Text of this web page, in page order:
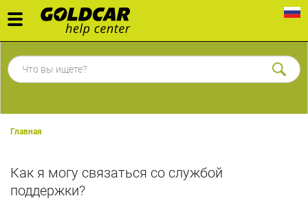
Toggle
navigation
Главная
Как я могу связаться со службой
поддержки?